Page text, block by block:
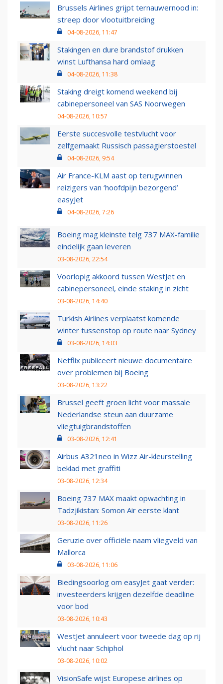
Brussels Airlines grijpt ternauwernood in:
streep door vlootuitbreiding
04-08-2026, 11:47
Stakingen en dure brandstof drukken
winst Lufthansa hard omlaag
04-08-2026, 11:38
Staking dreigt komend weekend bij
cabinepersoneel van SAS Noorwegen
04-08-2026, 10:57
Eerste succesvolle testvlucht voor
zelfgemaakt Russisch passagierstoestel
04-08-2026, 9:54
Air France-KLM aast op terugwinnen
reizigers van ‘hoofdpijn bezorgend’
easyJet
04-08-2026, 7:26
Boeing mag kleinste telg 737 MAX-familie
eindelijk gaan leveren
03-08-2026, 22:54
Voorlopig akkoord tussen WestJet en
cabinepersoneel, einde staking in zicht
03-08-2026, 14:40
Turkish Airlines verplaatst komende
winter tussenstop op route naar Sydney
03-08-2026, 14:03
Netflix publiceert nieuwe documentaire
over problemen bij Boeing
03-08-2026, 13:22
Brussel geeft groen licht voor massale
Nederlandse steun aan duurzame
vliegtuigbrandstoffen
03-08-2026, 12:41
Airbus A321neo in Wizz Air-kleurstelling
beklad met graffiti
03-08-2026, 12:34
Boeing 737 MAX maakt opwachting in
Tadzjikistan: Somon Air eerste klant
03-08-2026, 11:26
Geruzie over officiële naam vliegveld van
Mallorca
03-08-2026, 11:06
Biedingsoorlog om easyJet gaat verder:
investeerders krijgen dezelfde deadline
voor bod
03-08-2026, 10:43
WestJet annuleert voor tweede dag op rij
vlucht naar Schiphol
03-08-2026, 10:02
VisionSafe wijst Europese airlines op